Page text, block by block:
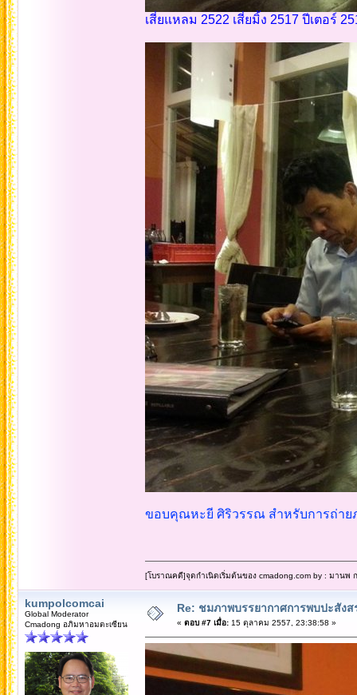
เสี่ยแหลม 2522 เสี่ยมิ้ง 2517 ปีเตอร์
ขอบคุณหะยี ศิริวรรณ สำหรับการถ่าย
[โบราณคดี]จุดกำเนิดเริ่มต้นของ cmadong.com by : มานพ
kumpolcomcai
Global Moderator
Cmadong อภิมหาอมตะเซียน
Re: ชมภาพบรรยากาศการพบปะสัง
« ตอบ #7 เมื่อ:15 ตุลาคม 2557, 23:38:58 »